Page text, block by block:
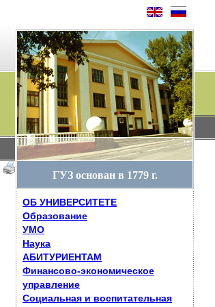
ГУЗ основан в 1779 г.
ОБ УНИВЕРСИТЕТЕ
Образование
УМО
Наука
АБИТУРИЕНТАМ
Финансово-экономическое
управление
Социальная и воспитательная